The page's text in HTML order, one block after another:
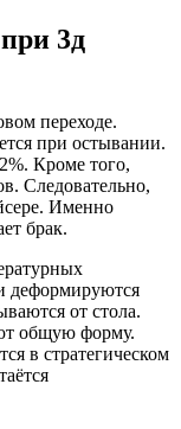
3д
переходе.
при остывании.
Кроме того,
Следовательно,
Именно
брак.
деформируются
от стола.
общую форму.
в стратегическом